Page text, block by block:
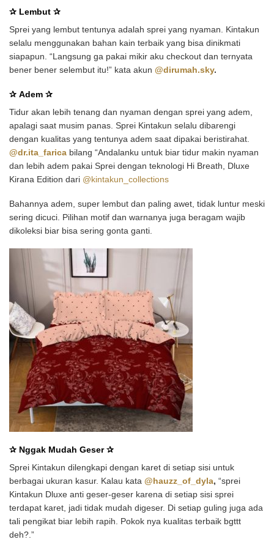
✰ Lembut ✰
Sprei yang lembut tentunya adalah sprei yang nyaman. Kintakun
selalu menggunakan bahan kain terbaik yang bisa dinikmati
siapapun. “Langsung ga pakai mikir aku checkout dan ternyata
bener bener selembut itu!” kata akun @dirumah.sky.
✰ Adem ✰
Tidur akan lebih tenang dan nyaman dengan sprei yang adem,
apalagi saat musim panas. Sprei Kintakun selalu dibarengi
dengan kualitas yang tentunya adem saat dipakai beristirahat.
@dr.ita_farica bilang “Andalanku untuk biar tidur makin nyaman
dan lebih adem pakai Sprei dengan teknologi Hi Breath, Dluxe
Kirana Edition dari @kintakun_collections
Bahannya adem, super lembut dan paling awet, tidak luntur meski
sering dicuci. Pilihan motif dan warnanya juga beragam wajib
dikoleksi biar bisa sering gonta ganti.
✰ Nggak Mudah Geser✰
Sprei Kintakun dilengkapi dengan karet di setiap sisi untuk
berbagai ukuran kasur. Kalau kata @hauzz_of_dyla, “sprei
Kintakun Dluxe anti geser-geser karena di setiap sisi sprei
terdapat karet, jadi tidak mudah digeser. Di setiap guling juga ada
tali pengikat biar lebih rapih. Pokok nya kualitas terbaik bgttt
deh?.”